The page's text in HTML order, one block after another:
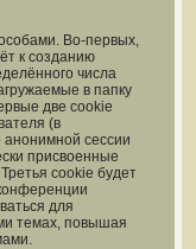
Во-первых,
к созданию
числа
в папку
две cookie
(в
сессии
присвоенные
cookie будет
для
темах, повышая